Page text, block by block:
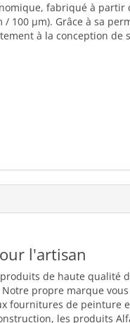
fabriqué à
100 µm). Grâce à sa
à la conception de
l'artisan
de haute qualité
propre marque
fournitures de peinture
les produits